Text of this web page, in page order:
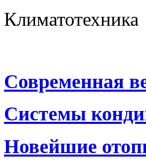
Климатотехника
Современная
Системы
Новейшие